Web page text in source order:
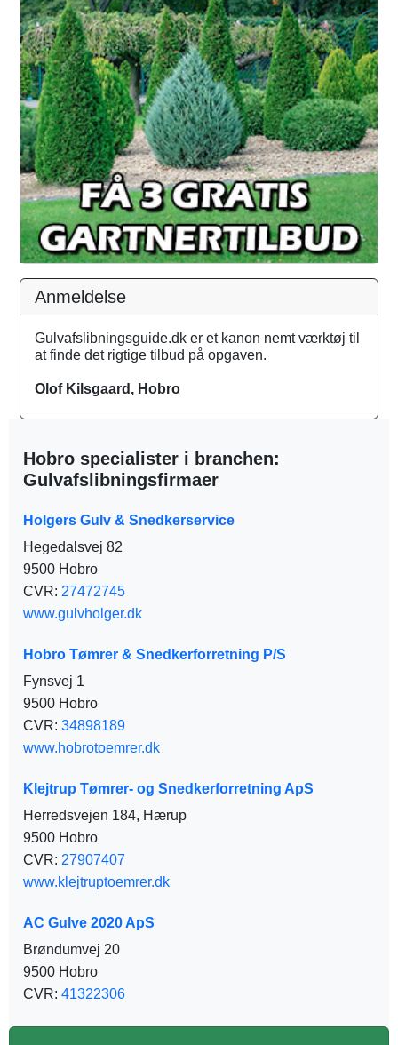
Anmeldelse
Gulvafslibningsguide.dk er et kanon nemt værktøj til
at finde det rigtige tilbud på opgaven.
Olof Kilsgaard, Hobro
Hobro specialister i branchen:
Gulvafslibningsfirmaer
Holgers Gulv & Snedkerservice
Hegedalsvej 82
9500 Hobro
CVR: 27472745
www.gulvholger.dk
Hobro Tømrer & Snedkerforretning P/S
Fynsvej 1
9500 Hobro
CVR: 34898189
www.hobrotoemrer.dk
Klejtrup Tømrer- og Snedkerforretning ApS
Herredsvejen 184, Hærup
9500 Hobro
CVR: 27907407
www.klejtruptoemrer.dk
AC Gulve 2020 ApS
Brøndumvej 20
9500 Hobro
CVR: 41322306